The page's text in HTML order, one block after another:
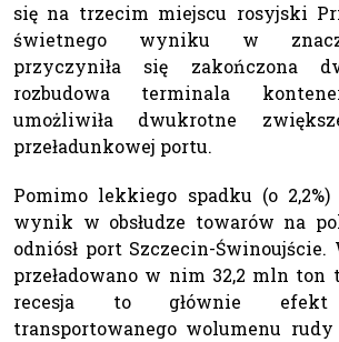
się na trzecim miejscu rosyjski
świetnego wyniku w
przyczyniła się zakończona
rozbudowa terminala
umożliwiła dwukrotne
przeładunkowej portu.
Pomimo lekkiego spadku (o
wynik w obsłudze towarów na
odniósł port Szczecin-Świnoujście.
przeładowano w nim 32,2 mln ton
recesja to głównie efekt
transportowanego wolumenu